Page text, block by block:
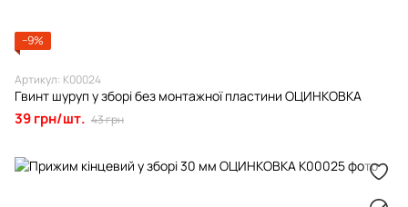
−9%
Артикул: К00024
Гвинт шуруп у зборі без монтажної пластини ОЦИНКОВКА
39 грн/шт. 43 грн